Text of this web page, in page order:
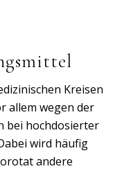
Kreisen
allem wegen der
bei hochdosierter
wird häufig
andere